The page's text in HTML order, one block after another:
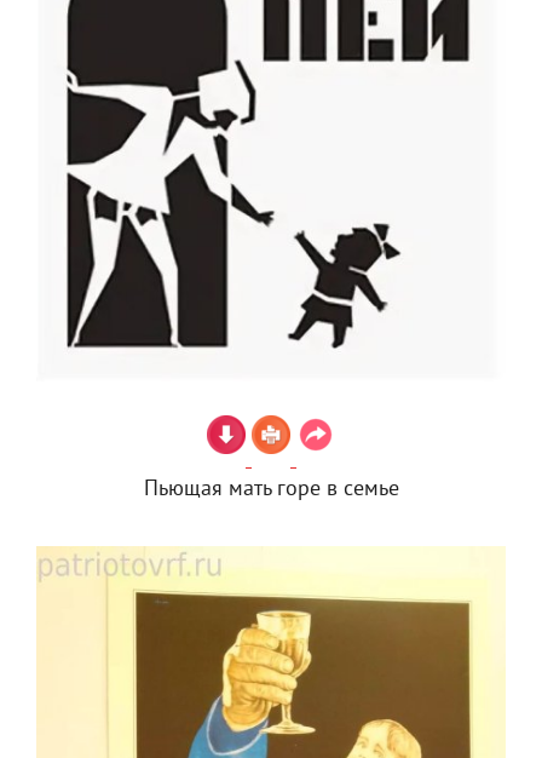
Пьющая мать горе в семье